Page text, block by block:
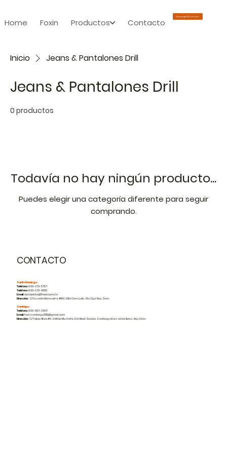
Descargar Brochure
Home Foxin Productos Contacto
Inicio Jeans & Pantalones Drill
Jeans & Pantalones Drill
0 productos
Todavía no hay ningún producto...
Puedes elegir una categoría diferente para seguir
comprando.
CONTACTO
Santo Domingo:
Teléfono:809-372-5757
Teléfono:809-372-2555
Email:riodelplata@foxin.com.do
Dirección:C/ Eusebio Manzueta #100, Villa Consuelo, Sto. Dgo, Rep. Dom.
Santiago:
Teléfono:809-587-3434
Email:foxinsantiago2015@gmail.com
Dirección:C/ Felipe Alfau #6, Edificio Mustafa 2do Nivel, Savica, Santiago de los caballeros, Rep. Dom.